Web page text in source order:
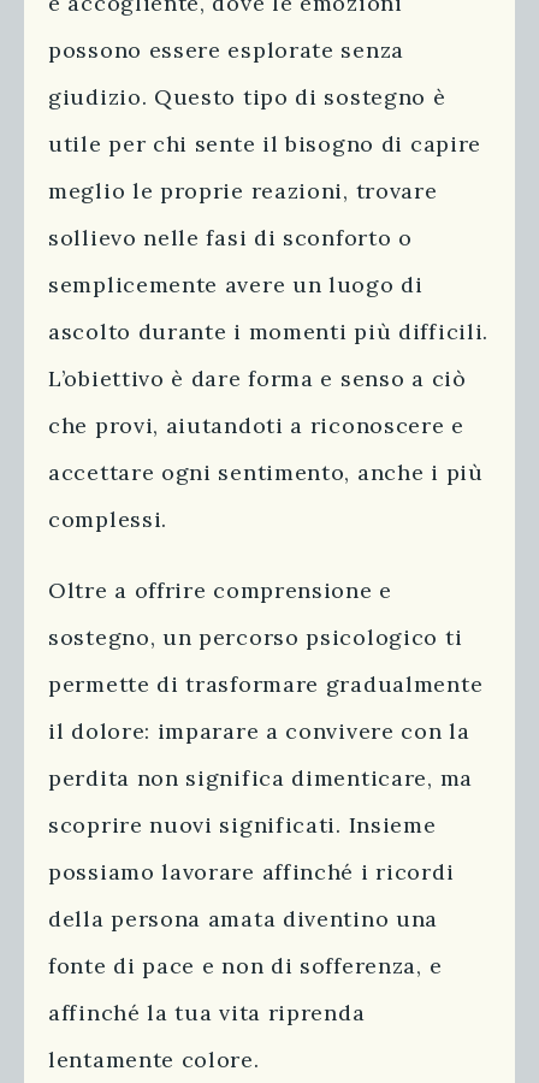
possono essere esplorate senza
giudizio. Questo tipo di sostegno è
utile per chi sente il bisogno di capire
meglio le proprie reazioni, trovare
sollievo nelle fasi di sconforto o
semplicemente avere un luogo di
ascolto durante i momenti più difficili.
L’obiettivo è dare forma e senso a ciò
che provi, aiutandoti a riconoscere e
accettare ogni sentimento, anche i più
complessi.
Oltre a offrire comprensione e
sostegno, un percorso psicologico ti
permette di trasformare gradualmente
il dolore: imparare a convivere con la
perdita non significa dimenticare, ma
scoprire nuovi significati. Insieme
possiamo lavorare affinché i ricordi
della persona amata diventino una
fonte di pace e non di sofferenza, e
affinché la tua vita riprenda
lentamente colore.